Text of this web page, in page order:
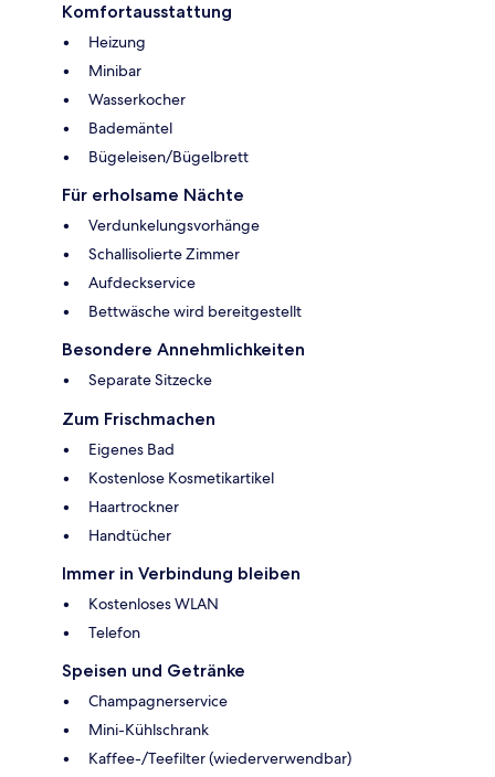
Komfortausstattung
Heizung
Minibar
Wasserkocher
Bademäntel
Bügeleisen/Bügelbrett
Für erholsame Nächte
Verdunkelungsvorhänge
Schallisolierte Zimmer
Aufdeckservice
Bettwäsche wird bereitgestellt
Besondere Annehmlichkeiten
Separate Sitzecke
Zum Frischmachen
Eigenes Bad
Kostenlose Kosmetikartikel
Haartrockner
Handtücher
Immer in Verbindung bleiben
Kostenloses WLAN
Telefon
Speisen und Getränke
Champagnerservice
Mini-Kühlschrank
Kaffee-/Teefilter (wiederverwendbar)